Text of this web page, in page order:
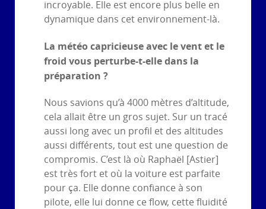
incroyable. Elle est encore plus belle en
dynamique dans cet environnement-là.
La météo capricieuse avec le vent et le
froid vous perturbe-t-elle dans la
préparation ?
Nous savions qu’à 4000 mètres d’altitude,
cela allait être un gros sujet. Sur un tracé
aussi long avec un profil et des altitudes
aussi différents, tout est une question de
compromis. C’est là où Raphaël [Astier]
est très fort et où la voiture est parfaite
pour ça. Elle donne confiance à son
pilote, elle lui donne ce flow, cette fluidité